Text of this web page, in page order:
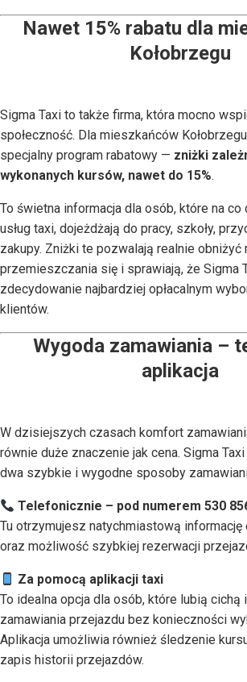
Nawet 15% rabatu dla
Kołobrzegu
Sigma Taxi to także firma, która mocno
społeczność. Dla mieszkańców
specjalny program rabatowy — zniżki
wykonanych kursów, nawet do 15%.
To świetna informacja dla osób, które na
usług taxi, dojeżdżają do pracy, szkoły,
zakupy. Zniżki te pozwalają realnie
przemieszczania się i sprawiają, że Sigma
zdecydowanie najbardziej opłacalnym
klientów.
Wygoda zamawiania –
aplikacja
W dzisiejszych czasach komfort
równie duże znaczenie jak cena. Sigma
dwa szybkie i wygodne sposoby
Telefonicznie – pod numerem 530
Tu otrzymujesz natychmiastową
oraz możliwość szybkiej rezerwacji
Za pomocą aplikacji taxi
To idealna opcja dla osób, które lubią
zamawiania przejazdu bez konieczności
Aplikacja umożliwia również śledzenie
zapis historii przejazdów.